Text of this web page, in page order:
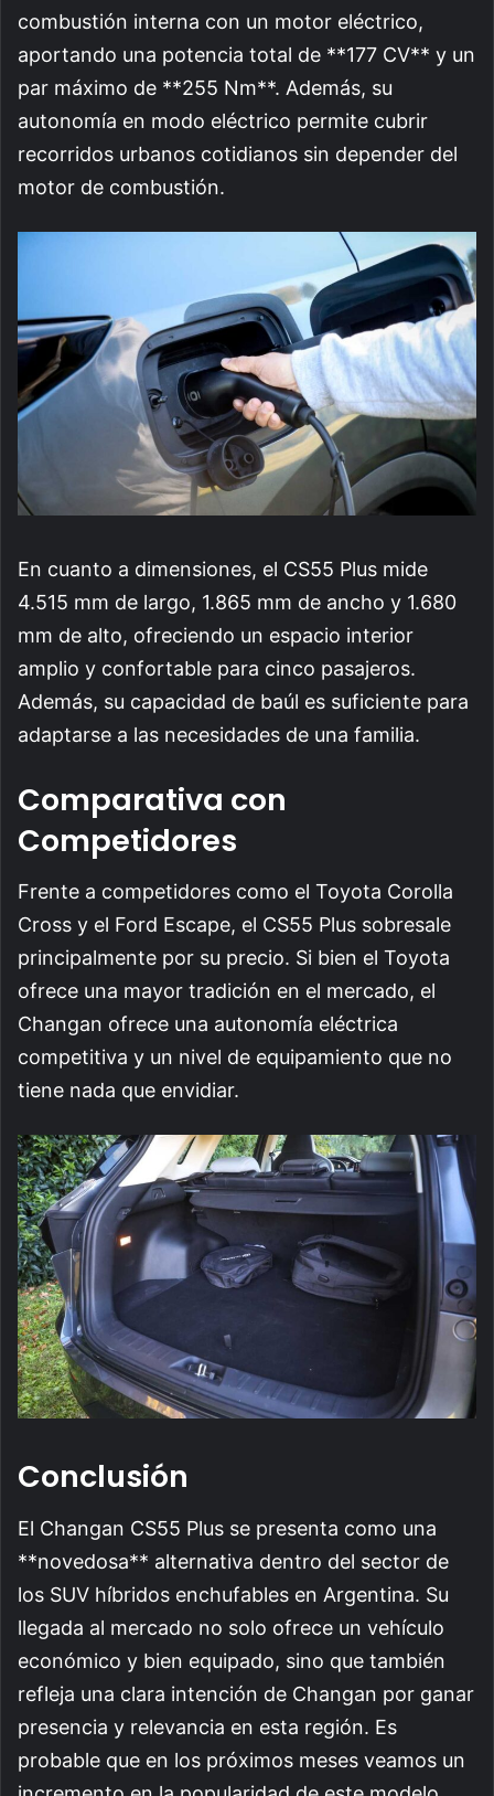
combustión interna con un motor eléctrico,
aportando una potencia total de **177 CV** y un
par máximo de **255 Nm**. Además, su
autonomía en modo eléctrico permite cubrir
recorridos urbanos cotidianos sin depender del
motor de combustión.
En cuanto a dimensiones, el CS55 Plus mide
4.515 mm de largo, 1.865 mm de ancho y 1.680
mm de alto, ofreciendo un espacio interior
amplio y confortable para cinco pasajeros.
Además, su capacidad de baúl es suficiente para
adaptarse a las necesidades de una familia.
Comparativa con
Competidores
Frente a competidores como el Toyota Corolla
Cross y el Ford Escape, el CS55 Plus sobresale
principalmente por su precio. Si bien el Toyota
ofrece una mayor tradición en el mercado, el
Changan ofrece una autonomía eléctrica
competitiva y un nivel de equipamiento que no
tiene nada que envidiar.
Conclusión
El Changan CS55 Plus se presenta como una
**novedosa** alternativa dentro del sector de
los SUV híbridos enchufables en Argentina. Su
llegada al mercado no solo ofrece un vehículo
económico y bien equipado, sino que también
refleja una clara intención de Changan por ganar
presencia y relevancia en esta región. Es
probable que en los próximos meses veamos un